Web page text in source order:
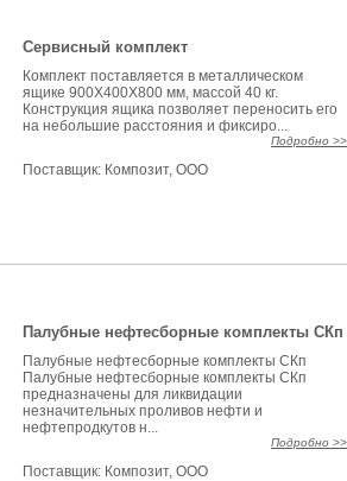
Сервисный комплект
Комплект поставляется в металлическом
ящике 900Х400Х800 мм, массой 40 кг.
Конструкция ящика позволяет переносить его
на небольшие расстояния и фиксиро...
Подробно >>
Поставщик: Композит, ООО
Палубные нефтесборные комплекты СКп
Палубные нефтесборные комплекты СКп
Палубные нефтесборные комплекты СКп
предназначены для ликвидации
незначительных проливов нефти и
нефтепродкутов н...
Подробно >>
Поставщик: Композит, ООО